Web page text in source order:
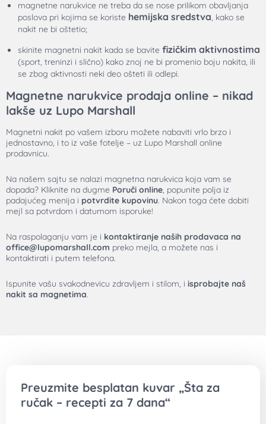
magnetne narukvice ne treba da se nose prilikom obavljanja
poslova pri kojima se koriste hemijska sredstva, kako se
nakit ne bi oštetio;
skinite magnetni nakit kada se bavite fizičkim aktivnostima
(sport, treninzi i slično) kako znoj ne bi promenio boju nakita, ili
se zbog aktivnosti neki deo ošteti ili odlepi.
Magnetne narukvice prodaja online – nikad
lakše uz Lupo Marshall
Magnetni nakit po vašem izboru možete nabaviti vrlo brzo i
jednostavno, i to iz vaše fotelje – uz Lupo Marshall online
prodavnicu.
Na našem sajtu se nalazi magnetna narukvica koja vam se
dopada? Kliknite na dugme Poruči online, popunite polja iz
padajućeg menija i potvrdite kupovinu. Nakon toga ćete dobiti
mejl sa potvrdom i datumom isporuke!
Na raspolaganju vam je i kontaktiranje naših prodavaca na
office@lupomarshall.com preko mejla, a možete nas i
kontaktirati i putem telefona.
Ispunite vašu svakodnevicu zdravljem i stilom, i isprobajte naš
nakit sa magnetima.
Preuzmite besplatan kuvar „Šta za
ručak – recepti za 7 dana“